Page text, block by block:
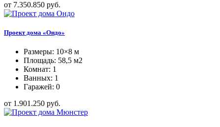
от 7.350.850 руб.
Проект дома «Ондо»
Размеры: 10×8 м
Площадь: 58,5 м2
Комнат: 1
Ванных: 1
Гаражей: 0
от 1.901.250 руб.